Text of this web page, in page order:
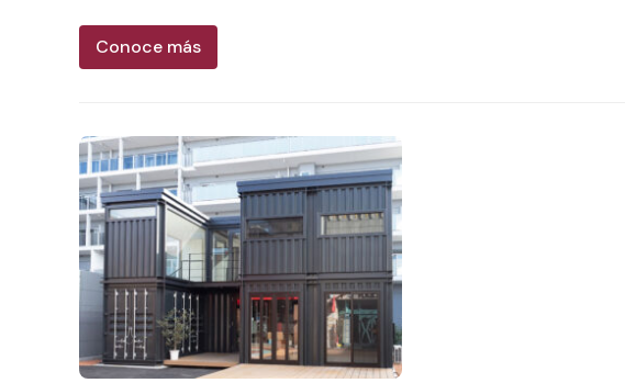
Conoce más